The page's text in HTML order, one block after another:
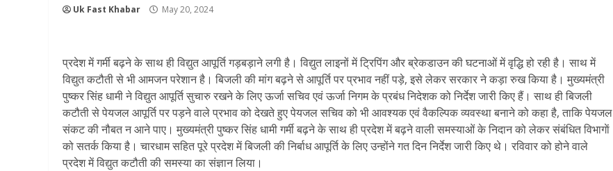
Uk Fast Khabar May 20, 2024
प्रदेश में गर्मी बढ़ने के साथ ही विद्युत आपूर्ति गड़बड़ाने लगी है। विद्युत लाइनों में ट्रिपिंग और ब्रेकडाउन की घटनाओं में वृद्धि हो रही है। साथ में
विद्युत कटौती से भी आमजन परेशान है। बिजली की मांग बढ़ने से आपूर्ति पर प्रभाव नहीं पड़े, इसे लेकर सरकार ने कड़ा रुख किया है। मुख्यमंत्री
पुष्कर सिंह धामी ने विद्युत आपूर्ति सुचारु रखने के लिए ऊर्जा सचिव एवं ऊर्जा निगम के प्रबंध निदेशक को निर्देश जारी किए हैं। साथ ही बिजली
कटौती से पेयजल आपूर्ति पर पड़ने वाले प्रभाव को देखते हुए पेयजल सचिव को भी आवश्यक एवं वैकल्पिक व्यवस्था बनाने को कहा है, ताकि पेयजल
संकट की नौबत न आने पाए। मुख्यमंत्री पुष्कर सिंह धामी गर्मी बढ़ने के साथ ही प्रदेश में बढ़ने वाली समस्याओं के निदान को लेकर संबंधित विभागाें
को सतर्क किया है। चारधाम सहित पूरे प्रदेश में बिजली की निर्बाध आपूर्ति के लिए उन्होंने गत दिन निर्देश जारी किए थे। रविवार को होने वाले
प्रदेश में विद्युत कटौती की समस्या का संज्ञान लिया।